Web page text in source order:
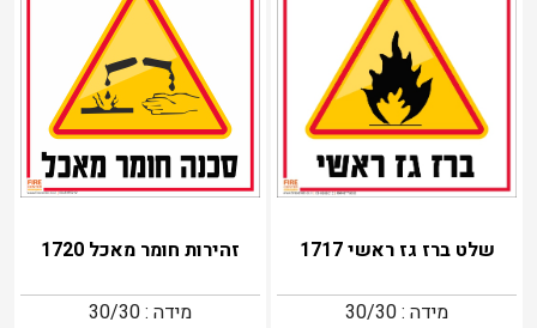
שלט ברז גז ראשי 1717
מידה : 30/30
זהירות חומר מאכל 1720
מידה : 30/30